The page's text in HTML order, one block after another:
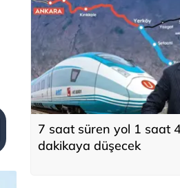
7 saat süren yol 1 saat
dakikaya düşecek